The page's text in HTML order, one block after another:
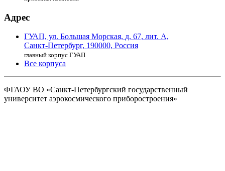
Адрес
ГУАП, ул. Большая Морская, д. 67, лит. А,
Санкт-Петербург, 190000, Россия
главный корпус ГУАП
Все корпуса
ФГАОУ ВО «Санкт-Петербургский государственный
университет аэрокосмического приборостроения»